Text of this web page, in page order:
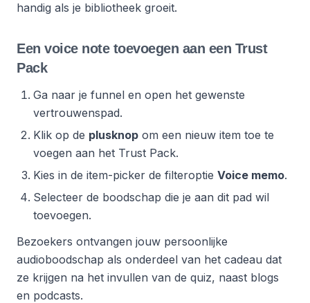
handig als je bibliotheek groeit.
Een voice note toevoegen aan een Trust
Pack
Ga naar je funnel en open het gewenste
vertrouwenspad.
Klik op de plusknop om een nieuw item toe te
voegen aan het Trust Pack.
Kies in de item-picker de filteroptie Voice memo.
Selecteer de boodschap die je aan dit pad wil
toevoegen.
Bezoekers ontvangen jouw persoonlijke
audioboodschap als onderdeel van het cadeau dat
ze krijgen na het invullen van de quiz, naast blogs
en podcasts.